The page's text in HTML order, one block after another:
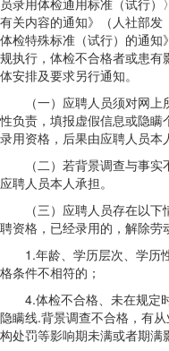
员录用体检通用标准（试行）
有关内容的通知》（人社部
体检特殊标准（试行）的通
规执行，体检不合格者或患
体安排及要求另行通知。
（一）应聘人员须对网上
性负责，填报虚假信息或隐
录用资格，后果由应聘人员本
（二）若背景调查与事实
应聘人员本人承担。
（三）应聘人员存在以下
聘资格，已经录用的，解除劳
1.年龄、学历层次、学历
格条件不相符的；
4.体检不合格、未在规定时
隐瞒线.背景调查不合格，有
构处罚等影响期未满或者期满